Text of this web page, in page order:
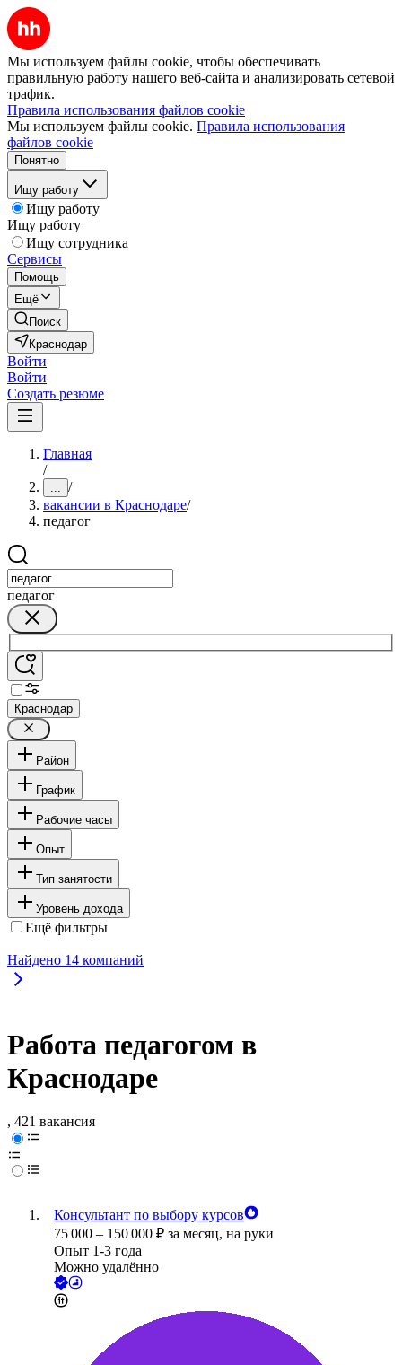
Мы используем файлы cookie, чтобы обеспечивать
правильную работу нашего веб-сайта и анализировать сетевой
трафик.
Правила использования файлов cookie
Мы используем файлы cookie. Правила использования
файлов cookie
Понятно
Ищу работу
Ищу работу
Ищу работу
Ищу сотрудника
Сервисы
Помощь
Ещё
Поиск
Краснодар
Войти
Войти
Создать резюме
Главная
/
... /
вакансии в Краснодаре/
педагог
педагог
Краснодар
Район
График
Рабочие часы
Опыт
Тип занятости
Уровень дохода
Ещё фильтры
Найдено 14 компаний
Работа педагогом в
Краснодаре
, 421 вакансия
Консультант по выбору курсов
75 000 – 150 000 ₽ за месяц, на руки
Опыт 1-3 года
Можно удалённо